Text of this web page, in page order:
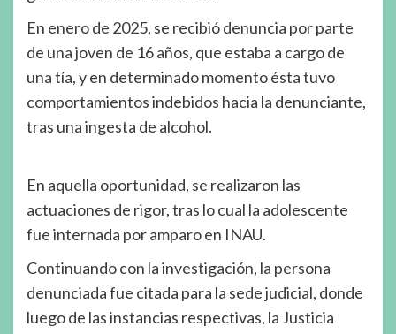
En enero de 2025, se recibió denuncia por parte
de una joven de 16 años, que estaba a cargo de
una tía, y en determinado momento ésta tuvo
comportamientos indebidos hacia la denunciante,
tras una ingesta de alcohol.
En aquella oportunidad, se realizaron las
actuaciones de rigor, tras lo cual la adolescente
fue internada por amparo en INAU.
Continuando con la investigación, la persona
denunciada fue citada para la sede judicial, donde
luego de las instancias respectivas, la Justicia